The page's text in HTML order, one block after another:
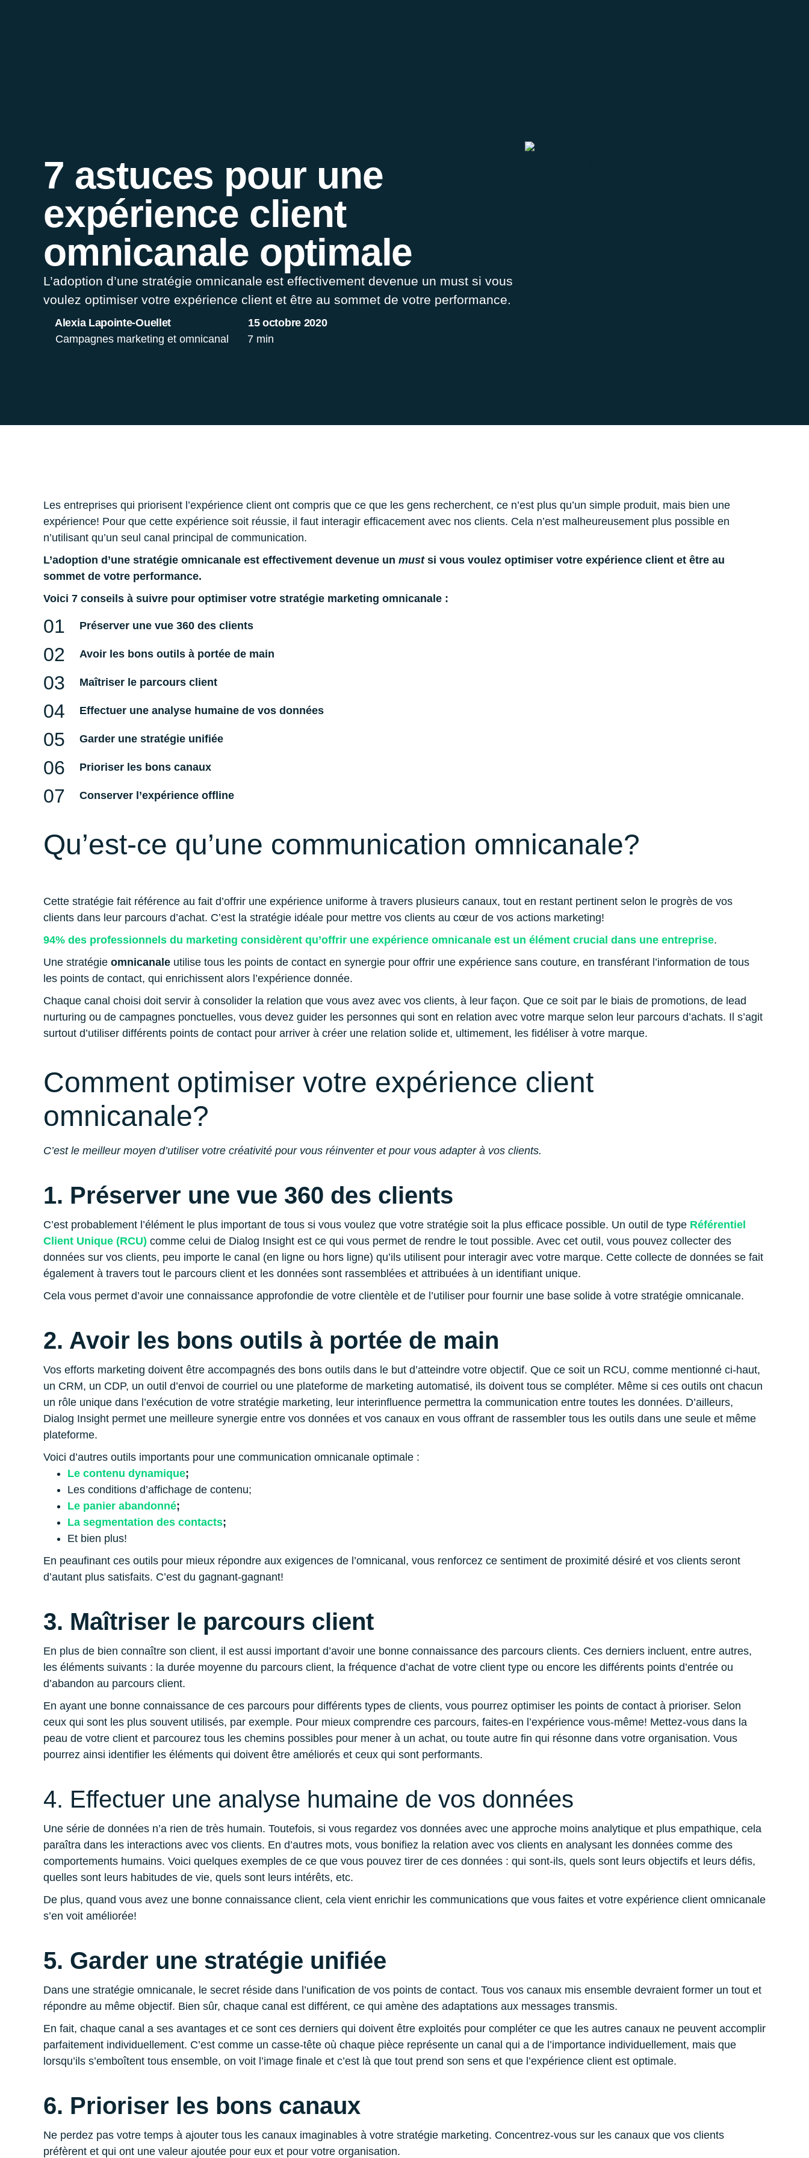
7 astuces pour une
expérience client
omnicanale optimale
L’adoption d’une stratégie omnicanale est effectivement devenue un must si vous
voulez optimiser votre expérience client et être au sommet de votre performance.
Alexia Lapointe-Ouellet
15 octobre 2020
Campagnes marketing et omnicanal
7 min
Les entreprises qui priorisent l’expérience client ont compris que ce que les gens recherchent, ce n’est plus qu’un simple produit, mais bien une
expérience! Pour que cette expérience soit réussie, il faut interagir efficacement avec nos clients. Cela n’est malheureusement plus possible en
n’utilisant qu’un seul canal principal de communication.
L’adoption d’une stratégie omnicanale est effectivement devenue un mustsi vous voulez optimiser votre expérience client et être au
sommet de votre performance.
Voici 7 conseils à suivre pour optimiser votre stratégie marketing omnicanale :
Préserver une vue 360 des clients
Avoir les bons outils à portée de main
Maîtriser le parcours client
Effectuer une analyse humaine de vos données
Garder une stratégie unifiée
Prioriser les bons canaux
Conserver l’expérience offline
Qu’est-ce qu’une communication omnicanale?
Cette stratégie fait référence au fait d’offrir une expérience uniforme à travers plusieurs canaux, tout en restant pertinent selon le progrès de vos
clients dans leur parcours d’achat. C’est la stratégie idéale pour mettre vos clients au cœur de vos actions marketing!
94% des professionnels du marketing considèrent qu’offrir une expérience omnicanale est un élément crucial dans une entreprise.
Une stratégie omnicanale utilise tous les points de contact en synergie pour offrir une expérience sans couture, en transférant l’information de tous
les points de contact, qui enrichissent alors l’expérience donnée.
Chaque canal choisi doit servir à consolider la relation que vous avez avec vos clients, à leur façon. Que ce soit par le biais de promotions, de lead
nurturing ou de campagnes ponctuelles, vous devez guider les personnes qui sont en relation avec votre marque selon leur parcours d’achats. Il s’agit
surtout d’utiliser différents points de contact pour arriver à créer une relation solide et, ultimement, les fidéliser à votre marque.
Comment optimiser votre expérience client
omnicanale?
C’est le meilleur moyen d’utiliser votre créativité pour vous réinventer et pour vous adapter à vos clients.
1. Préserver une vue 360 des clients
C’est probablement l’élément le plus important de tous si vous voulez que votre stratégie soit la plus efficace possible. Un outil de type Référentiel
Client Unique (RCU) comme celui de Dialog Insight est ce qui vous permet de rendre le tout possible. Avec cet outil, vous pouvez collecter des
données sur vos clients, peu importe le canal (en ligne ou hors ligne) qu’ils utilisent pour interagir avec votre marque. Cette collecte de données se fait
également à travers tout le parcours client et les données sont rassemblées et attribuées à un identifiant unique.
Cela vous permet d’avoir une connaissance approfondie de votre clientèle et de l’utiliser pour fournir une base solide à votre stratégie omnicanale.
2. Avoir les bons outils à portée de main
Vos efforts marketing doivent être accompagnés des bons outils dans le but d’atteindre votre objectif. Que ce soit un RCU, comme mentionné ci-haut,
un CRM, un CDP, un outil d’envoi de courriel ou une plateforme de marketing automatisé, ils doivent tous se compléter. Même si ces outils ont chacun
un rôle unique dans l’exécution de votre stratégie marketing, leur interinfluence permettra la communication entre toutes les données. D’ailleurs,
Dialog Insight permet une meilleure synergie entre vos données et vos canaux en vous offrant de rassembler tous les outils dans une seule et même
plateforme.
Voici d’autres outils importants pour une communication omnicanale optimale :
Le contenu dynamique;
Les conditions d’affichage de contenu;
Le panier abandonné;
La segmentation des contacts;
Et bien plus!
En peaufinant ces outils pour mieux répondre aux exigences de l’omnicanal, vous renforcez ce sentiment de proximité désiré et vos clients seront
d’autant plus satisfaits. C’est du gagnant-gagnant!
3. Maîtriser le parcours client
En plus de bien connaître son client, il est aussi important d’avoir une bonne connaissance des parcours clients. Ces derniers incluent, entre autres,
les éléments suivants : la durée moyenne du parcours client, la fréquence d’achat de votre client type ou encore les différents points d’entrée ou
d’abandon au parcours client.
En ayant une bonne connaissance de ces parcours pour différents types de clients, vous pourrez optimiser les points de contact à prioriser. Selon
ceux qui sont les plus souvent utilisés, par exemple. Pour mieux comprendre ces parcours, faites-en l’expérience vous-même! Mettez-vous dans la
peau de votre client et parcourez tous les chemins possibles pour mener à un achat, ou toute autre fin qui résonne dans votre organisation. Vous
pourrez ainsi identifier les éléments qui doivent être améliorés et ceux qui sont performants.
4. Effectuer une analyse humaine de vos données
Une série de données n’a rien de très humain. Toutefois, si vous regardez vos données avec une approche moins analytique et plus empathique, cela
paraîtra dans les interactions avec vos clients. En d’autres mots, vous bonifiez la relation avec vos clients en analysant les données comme des
comportements humains. Voici quelques exemples de ce que vous pouvez tirer de ces données : qui sont-ils, quels sont leurs objectifs et leurs défis,
quelles sont leurs habitudes de vie, quels sont leurs intérêts, etc.
De plus, quand vous avez une bonne connaissance client, cela vient enrichir les communications que vous faites et votre expérience client omnicanale
s’en voit améliorée!
5. Garder une stratégie unifiée
Dans une stratégie omnicanale, le secret réside dans l’unification de vos points de contact. Tous vos canaux mis ensemble devraient former un tout et
répondre au même objectif. Bien sûr, chaque canal est différent, ce qui amène des adaptations aux messages transmis.
En fait, chaque canal a ses avantages et ce sont ces derniers qui doivent être exploités pour compléter ce que les autres canaux ne peuvent accomplir
parfaitement individuellement. C’est comme un casse-tête où chaque pièce représente un canal qui a de l’importance individuellement, mais que
lorsqu’ils s’emboîtent tous ensemble, on voit l’image finale et c’est là que tout prend son sens et que l’expérience client est optimale.
6. Prioriser les bons canaux
Ne perdez pas votre temps à ajouter tous les canaux imaginables à votre stratégie marketing. Concentrez-vous sur les canaux que vos clients
préfèrent et qui ont une valeur ajoutée pour eux et pour votre organisation.